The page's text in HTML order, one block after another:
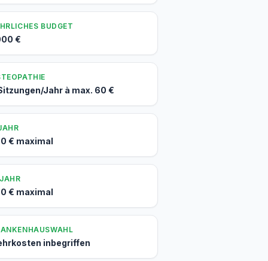
BUDGET
€
Jahr à max. 60 €
€ maximal
€ maximal
inbegriffen